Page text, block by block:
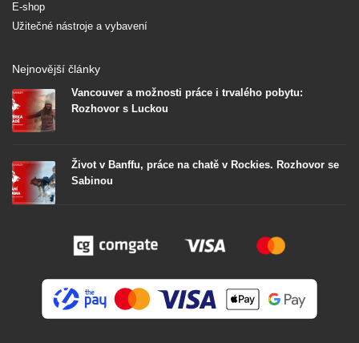
E-shop
Užitečné nástroje a vybavení
Nejnovější články
Vancouver a možnosti práce i trvalého pobytu:
Rozhovor s Luckou
Život v Banffu, práce na chatě v Rockies. Rozhovor se
Sabinou